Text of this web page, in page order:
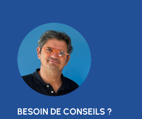
BESOIN DE CONSEILS ?